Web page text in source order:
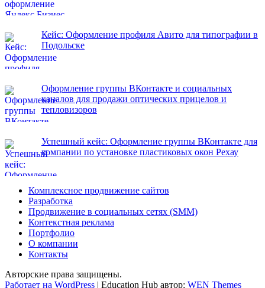
Кейс: Оформление профиля Авито для типографии в
Подольске
Оформление группы ВКонтакте и социальных
каналов для продажи оптических прицелов и
тепловизоров
Успешный кейс: Оформление группы ВКонтакте для
компании по установке пластиковых окон Рехау
Комплексное продвижение сайтов
Разработка
Продвижение в социальных сетях (SMM)
Контекстная реклама
Портфолио
О компании
Контакты
Авторские права защищены.
Работает на WordPress | Education Hub автор: WEN Themes